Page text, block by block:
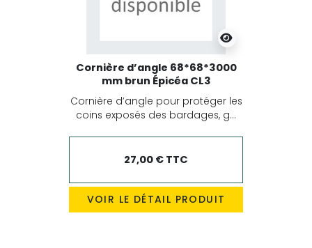
Cornière d’angle 68*68*3000
mm brun Épicéa CL3
Cornière d’angle pour protéger les
coins exposés des bardages, g...
27,00 € TTC
VOIR LE DÉTAIL PRODUIT